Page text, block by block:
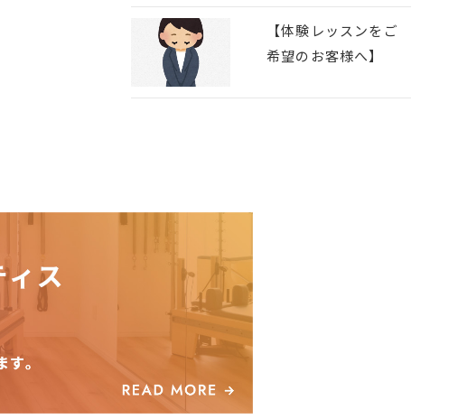
【体験レッスンをご
希望のお客様へ】